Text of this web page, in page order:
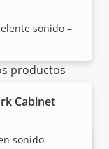
sonido –
Cabinet
sonido –
de forma
productos